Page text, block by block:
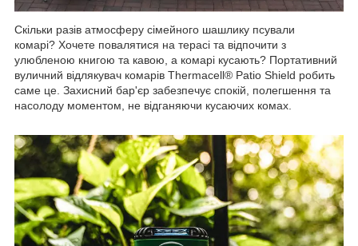
Скільки разів атмосферу сімейного шашлику псували
комарі? Хочете повалятися на терасі та відпочити з
улюбленою книгою та кавою, а комарі кусають? Портативний
вуличний відлякувач комарів Thermacell® Patio Shield робить
саме це. Захисний бар'єр забезпечує спокій, полегшення та
насолоду моментом, не відганяючи кусаючих комах.